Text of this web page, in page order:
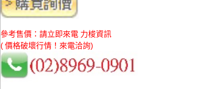
參考售價：請立即來電 力梭資訊
( 價格破壞行情！來電洽詢)